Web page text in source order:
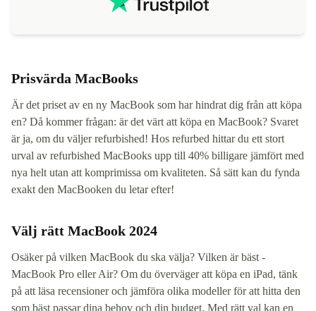
Prisvärda MacBooks
Är det priset av en ny MacBook som har hindrat dig från att köpa
en? Då kommer frågan: är det värt att köpa en MacBook? Svaret
är ja, om du väljer refurbished! Hos refurbed hittar du ett stort
urval av refurbished MacBooks upp till 40% billigare jämfört med
nya helt utan att komprimissa om kvaliteten. Så sätt kan du fynda
exakt den MacBooken du letar efter!
Välj rätt MacBook 2024
Osäker på vilken MacBook du ska välja? Vilken är bäst -
MacBook Pro eller Air? Om du överväger att köpa en iPad, tänk
på att läsa recensioner och jämföra olika modeller för att hitta den
som bäst passar dina behov och din budget. Med rätt val kan en